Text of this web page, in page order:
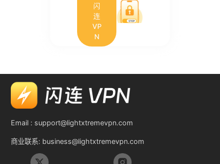
闪
连
VP
N
Email : support@lightxtremevpn.com
商业联系: business@lightxtremevpn.com